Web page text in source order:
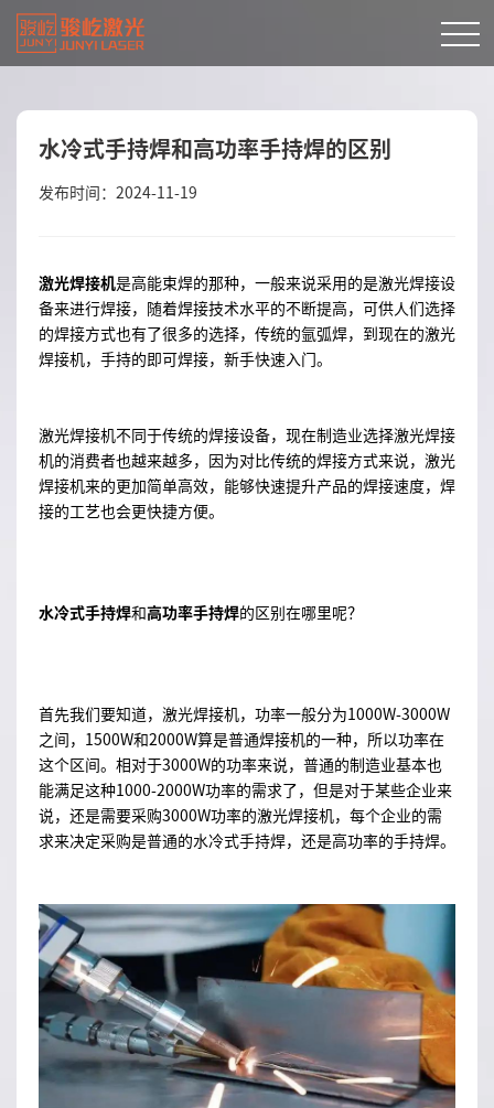
水冷式手持焊和高功率手持焊的区别
发布时间：2024-11-19
激光焊接机是高能束焊的那种，一般来说采用的是激光焊接设
备来进行焊接，随着焊接技术水平的不断提高，可供人们选择
的焊接方式也有了很多的选择，传统的氩弧焊，到现在的激光
焊接机，手持的即可焊接，新手快速入门。
激光焊接机不同于传统的焊接设备，现在制造业选择激光焊接
机的消费者也越来越多，因为对比传统的焊接方式来说，激光
焊接机来的更加简单高效，能够快速提升产品的焊接速度，焊
接的工艺也会更快捷方便。
水冷式手持焊和高功率手持焊的区别在哪里呢？
首先我们要知道，激光焊接机，功率一般分为1000W-3000W
之间，1500W和2000W算是普通焊接机的一种，所以功率在
这个区间。相对于3000W的功率来说，普通的制造业基本也
能满足这种1000-2000W功率的需求了，但是对于某些企业来
说，还是需要采购3000W功率的激光焊接机，每个企业的需
求来决定采购是普通的水冷式手持焊，还是高功率的手持焊。